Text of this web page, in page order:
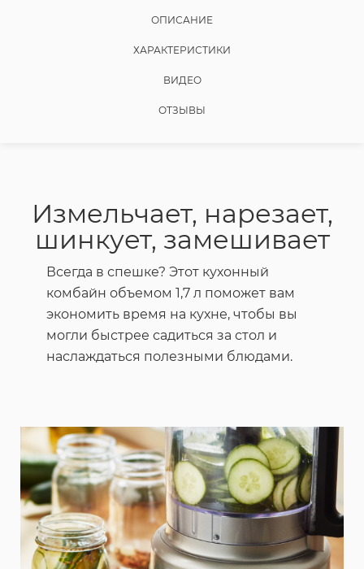
ОПИСАНИЕ
ХАРАКТЕРИСТИКИ
ВИДЕО
ОТЗЫВЫ
Измельчает, нарезает,
шинкует, замешивает
Всегда в спешке? Этот кухонный
комбайн объемом 1,7 л поможет вам
экономить время на кухне, чтобы вы
могли быстрее садиться за стол и
наслаждаться полезными блюдами.